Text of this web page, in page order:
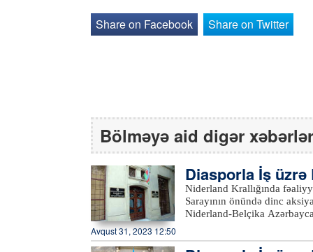
Share on Facebook Share on Twitter
Bölməyə aid digər xəbərlər
Diasporla İş üzrə
a…
Niderland Krallığında
Sarayının önündə dinc aksiya keçiriblər. Diasporla İş üzrə
Niderland-Belçika
qəsbkar və təcavüzkar
Avqust 31, 2023 12:50